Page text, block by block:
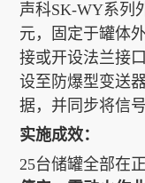
声科SK-WY系列
元，固定于罐体
接或开设法兰接
设至防爆型变送
据，并同步将信
实施成效：
25台储罐全部在